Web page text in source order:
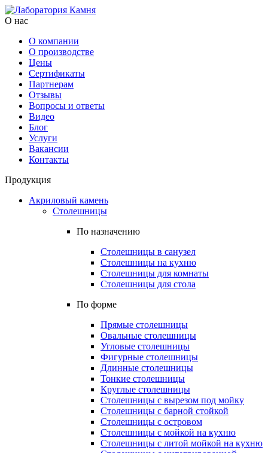
О нас
О компании
О производстве
Цены
Cертификаты
Партнерам
Отзывы
Вопросы и ответы
Видео
Блог
Услуги
Вакансии
Контакты
Продукция
Акриловый камень
Столешницы
По назначению
Столешницы в санузел
Столешницы на кухню
Столешницы для комнаты
Столешницы для стола
По форме
Прямые столешницы
Овальные столешницы
Угловые столешницы
Фигурные столешницы
Длинные столешницы
Тонкие столешницы
Круглые столешницы
Столешницы с вырезом под мойку
Столешницы с барной стойкой
Столешницы с островом
Столешницы с мойкой на кухню
Столешницы с литой мойкой на кухню